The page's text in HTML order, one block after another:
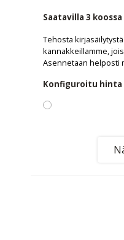
Saatavilla 3 koossa
Tehosta
kannakkeillamme,
Asennetaan helposti
Konfiguroitu hinta